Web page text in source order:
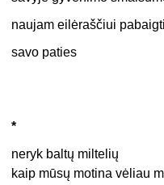
naujam eilėraščiui
savo paties
*
neryk baltų miltelių
kaip mūsų motina vėliau